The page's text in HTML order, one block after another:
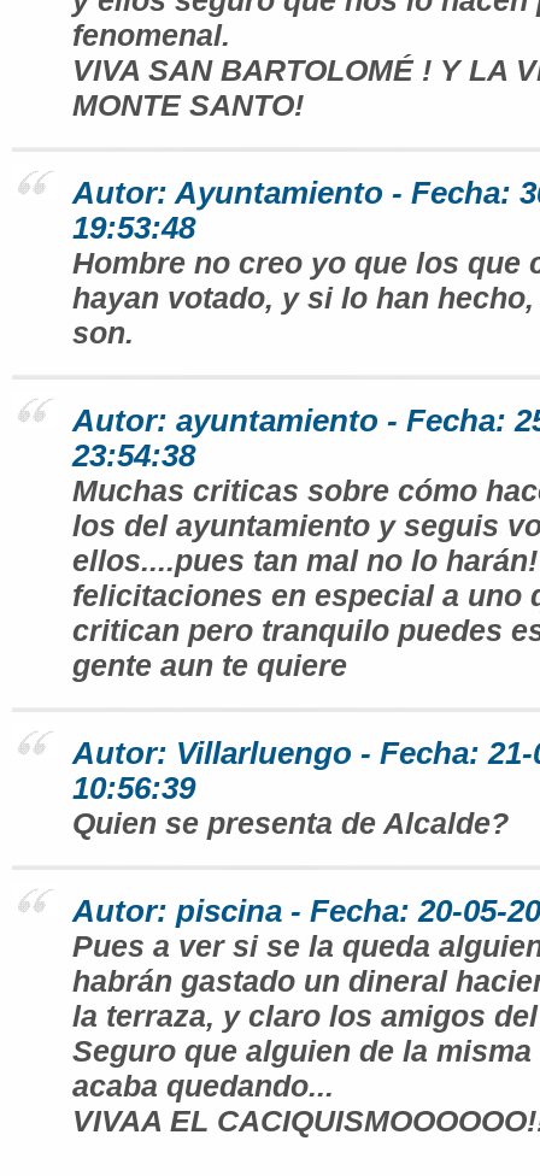
fenomenal.
VIVA SAN BARTOLOMÉ ! Y LA
MONTE SANTO!
Autor: Ayuntamiento - Fecha:
19:53:48
Hombre no creo yo que los que
hayan votado, y si lo han
son.
Autor: ayuntamiento - Fecha:
23:54:38
Muchas criticas sobre cómo
los del ayuntamiento y seguis
ellos....pues tan mal no lo
felicitaciones en especial a uno
critican pero tranquilo puedes
gente aun te quiere
Autor: Villarluengo - Fecha: 21-
10:56:39
Quien se presenta de Alcalde?
Autor: piscina - Fecha: 20-05-
Pues a ver si se la queda
habrán gastado un dineral
la terraza, y claro los amigos
Seguro que alguien de la
acaba quedando...
VIVAA EL